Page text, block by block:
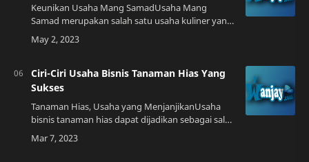
Keunikan Usaha Mang SamadUsaha Mang
Samad merupakan salah satu usaha kuliner yang
telah berdiri sejak puluhan tahun lalu. Usaha ini
terkenal dengan keunikan menu dan konsep
Ciri-Ciri Usaha Bisnis Tanaman Hias Yang
Sukses
Tanaman Hias, Usaha yang MenjanjikanUsaha
bisnis tanaman hias dapat dijadikan sebagai salah
satu pilihan bisnis yang menjanjikan. Pasalnya,
kebutuhan masyarakat akan tanaman hia…